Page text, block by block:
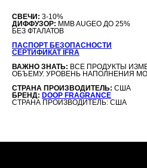
СВЕЧИ: 3-10%
ДИФФУЗОР: MMB AUGEO ДО 25%
БЕЗ ФТАЛАТОВ
ПАСПОРТ БЕЗОПАСНОСТИ
СЕРТИФИКАТ IFRA
ВАЖНО ЗНАТЬ: ВСЕ ПРОДУКТЫ
ОБЪЕМУ. УРОВЕНЬ НАПОЛНЕНИЯ
СТРАНА ПРОИЗВОДИТЕЛЬ: США
БРЕНД: DOOP FRAGRANCE
СТРАНА ПРОИЗВОДИТЕЛЬ: США